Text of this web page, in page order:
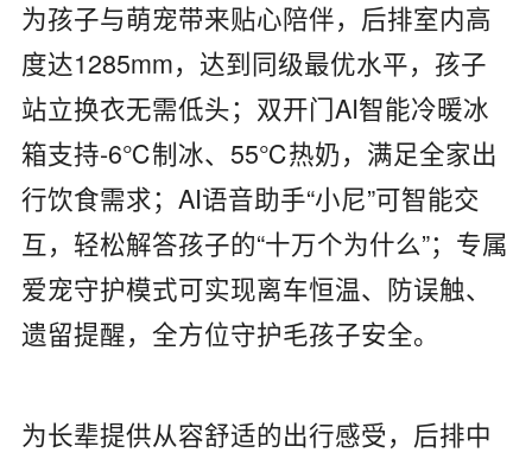
为孩子与萌宠带来贴心陪伴，后排室内高
度达1285mm，达到同级最优水平，孩子
站立换衣无需低头；双开门AI智能冷暖冰
箱支持-6℃制冰、55℃热奶，满足全家出
行饮食需求；AI语音助手“小尼”可智能交
互，轻松解答孩子的“十万个为什么”；专属
爱宠守护模式可实现离车恒温、防误触、
遗留提醒，全方位守护毛孩子安全。
为长辈提供从容舒适的出行感受，后排中